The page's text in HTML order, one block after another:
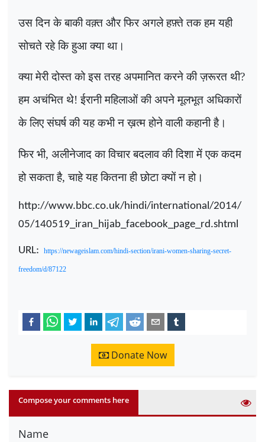
उस दिन के बाकी वक़्त और फिर अगले हफ़्ते तक हम यही
सोचते रहे कि हुआ क्या था।
क्या मेरी दोस्त को इस तरह अपमानित करने की ज़रूरत थी?
हम अचंभित थे! ईरानी महिलाओं की अपने मूलभूत अधिकारों
के लिए संघर्ष की यह कभी न ख़त्म होने वाली कहानी है।
फिर भी, अलीनेजाद का विचार बदलाव की दिशा में एक कदम
हो सकता है,चाहे यह कितना ही छोटा क्यों न हो।
http://www.bbc.co.uk/hindi/international/2014/
05/140519_iran_hijab_facebook_page_rd.shtml
URL: https://newageislam.com/hindi-section/irani-women-sharing-secret-
freedom/d/87122
Donate Now
Compose your comments here
Name